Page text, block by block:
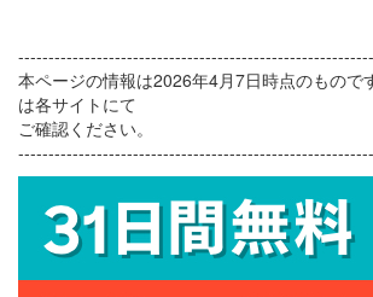
本ページの情報は2026年4月7日時点のもので
は各サイトにて
ご確認ください。